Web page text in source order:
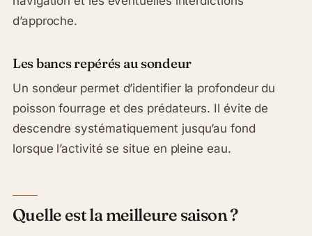
d’approche.
Les bancs repérés au sondeur
Un sondeur permet d’identifier la profondeur du
poisson fourrage et des prédateurs. Il évite de
descendre systématiquement jusqu’au fond
lorsque l’activité se situe en pleine eau.
Quelle est la meilleure saison ?